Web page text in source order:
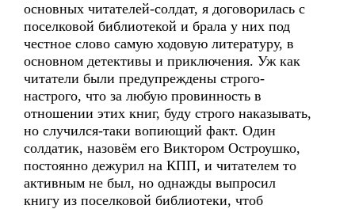
основных читателей-солдат, я договорилась с
поселковой библиотекой и брала у них под
честное слово самую ходовую литературу, в
основном детективы и приключения. Уж как
читатели были предупреждены строго-
настрого, что за любую провинность в
отношении этих книг, буду строго наказывать,
но случился-таки вопиющий факт. Один
солдатик, назовём его Виктором Остроушко,
постоянно дежурил на КПП, и читателем то
активным не был, но однажды выпросил
книгу из поселковой библиотеки, чтоб